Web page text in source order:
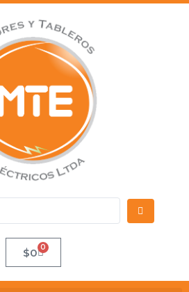
$0 0